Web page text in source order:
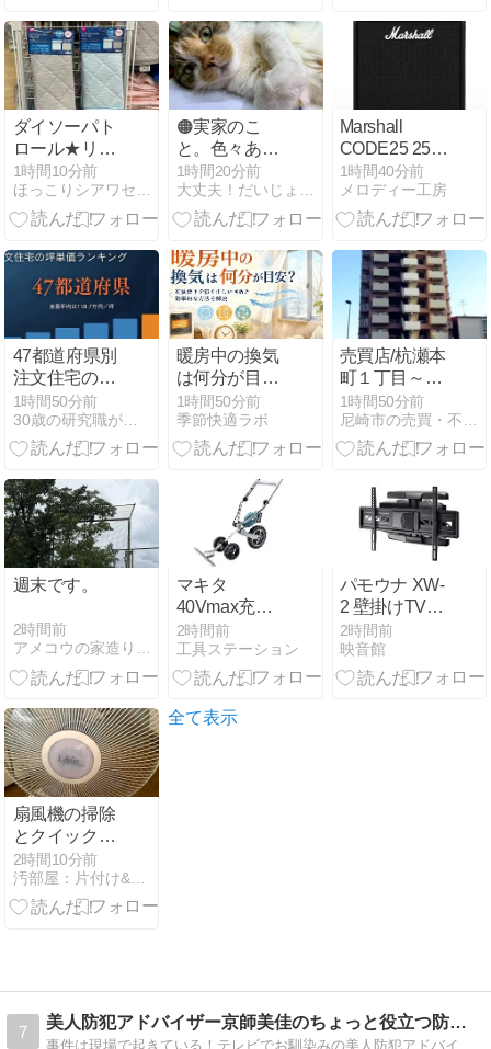
ダイソーパト
ロール★リバ
ーシブルで季
節問わず！接
触冷感で安眠
1時間10分前
ほっこりシアワセ時間
🟠実家のこ
と。色々あっ
た…😞
1時間20分前
大丈夫！だいじょーぶ！
Marshall
CODE25 25W
多機能モデリ
ングアンプの
魅力
1時間40分前
メロディー工房
47都道府県別
注文住宅の相
場一覧【2026
年時点最新】
1時間50分前
30歳の研究職がアイ工務店で建てる延床50坪の家
暖房中の換気
は何分が目
安？室温低下
を防ぐ正しい
回数と効率的
1時間50分前
季節快適ラボ
売買店/杭瀬本
町１丁目～ア
ービング杭瀬
宮前公園
1時間50分前
週末です。
2時間前
マキタ
40Vmax充電
式グラウンド
トリマの使い
やすさ徹底解
2時間前
工具ステーション
パモウナ XW-
2 壁掛けTV金
具の選び方と
設置ポイント
2時間前
映音館
扇風機の掃除
とクイックル
ハンディワイ
パー
2時間10分前
全て表示
7
美人防犯アドバイザー京師美佳のちょっと役立つ防犯日記！